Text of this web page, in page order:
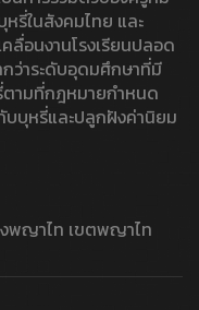
รี่ในสังคมไทย และ
ลื่อนงานโรงเรียนปลอด
ว่าระดับอุดมศึกษาที่มี
ตามที่กฎหมายกำหนด
บบุหรี่และปลูกฝังค่านิยม
พญาไท เขตพญาไท